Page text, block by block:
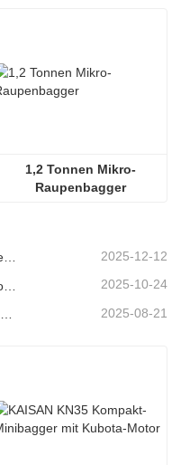
1,2 Tonnen Mikro-
Raupenbagger
Neuer 1,2-Tonnen-Raupenminibagger von KAISAN: Heckloses Design für Arbeiten auf engstem Raum 2025-12-12
2025-10-24
2025-08-21